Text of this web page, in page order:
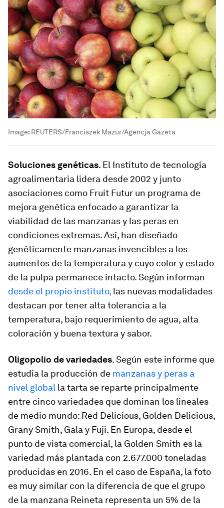
Image: REUTERS/Franciszek Mazur/Agencja Gazeta
Soluciones genéticas. El Instituto de tecnología
agroalimentaria lidera desde 2002 y junto
asociaciones como Fruit Futur un programa de
mejora genética enfocado a garantizar la
viabilidad de las manzanas y las peras en
condiciones extremas. Así, han diseñado
genéticamente manzanas invencibles a los
aumentos de la temperatura y cuyo color y estado
de la pulpa permanece intacto. Según informan
desde el propio instituto, las nuevas modalidades
destacan por tener alta tolerancia a la
temperatura, bajo requerimiento de agua, alta
coloración y buena textura y sabor.
Oligopolio de variedades. Según este informe que
estudia la producción de manzanas y peras a
nivel global la tarta se reparte principalmente
entre cinco variedades que dominan los lineales
de medio mundo: Red Delicious, Golden Delicious,
Grany Smith, Gala y Fuji. En Europa, desde el
punto de vista comercial, la Golden Smith es la
variedad más plantada con 2.677.000 toneladas
producidas en 2016. En el caso de España, la foto
es muy similar con la diferencia de que el grupo
de la manzana Reineta representa un 5% de la